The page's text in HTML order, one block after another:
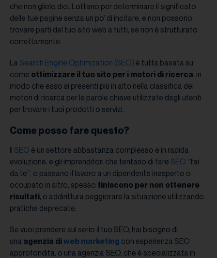
che non glielo dici. Lottano per determinare il significato
delle tue pagine senza un po’ di incitare, e non possono
trovare parti del tuo sito web a tutti, se non è strutturato
correttamente.
La Search Engine Optimization (SEO) è tutta basata su
come ottimizzare il tuo sito per i motori di ricerca, in
modo che esso si presenti più in alto nella classifica dei
motori di ricerca per le parole chiave utilizzate dagli utenti
per trovare i tuoi prodotti o servizi.
Come posso fare questo?
Il SEO è un settore abbastanza complesso e in rapida
evoluzione, e gli imprenditori che tentano di fare SEO “fai
da te”, o passano il lavoro a un dipendente inesperto o
occupato in altro, spesso finiscono per non ottenere
risultati, o addirittura peggiorare la situazione utilizzando
pratiche deprecate.
Se vuoi prendere sul serio il tuo SEO, hai bisogno di
una agenzia diweb marketing con esperienza SEO
approfondita, o una agenzia SEO, che è specializzata in